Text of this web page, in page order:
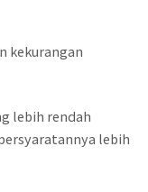
kekurangan
lebih rendah
lebih